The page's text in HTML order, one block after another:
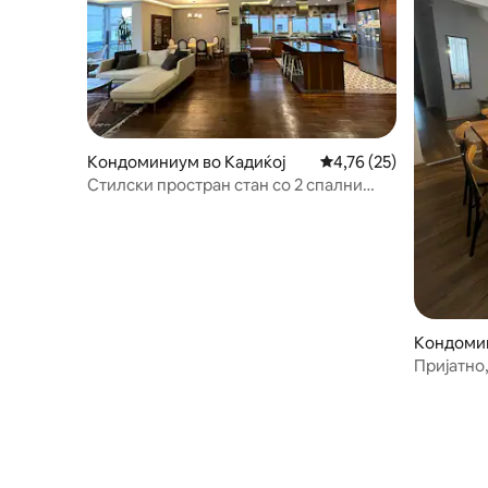
Кондоминиум во Кадиќој Просечна оцена:
4,76 (25)
Стилски простран стан со 2 спални